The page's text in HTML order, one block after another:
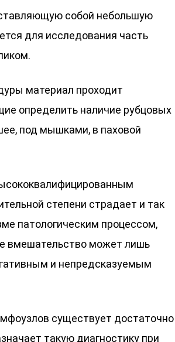
собой небольшую
для исследования часть
материал проходит
определить наличие рубцовых
под мышками, в паховой
степени страдает и так
патологическим процессом,
вмешательство может лишь
и непредсказуемым
существует достаточно
такую диагностику при